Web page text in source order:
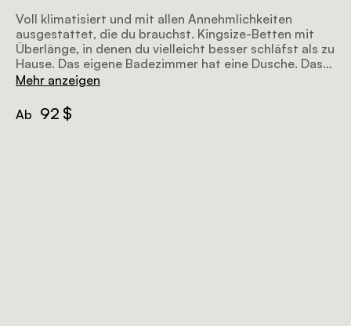
Voll klimatisiert und mit allen Annehmlichkeiten
ausgestattet, die du brauchst. Kingsize-Betten mit
Überlänge, in denen du vielleicht besser schläfst als zu
Hause. Das eigene Badezimmer hat eine Dusche. Das
Frühstück ist inklusive.
Mehr anzeigen
Ab 92 $